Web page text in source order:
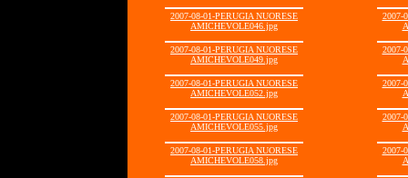
2007-08-01-PERUGIA NUORESE
AMICHEVOLE046.jpg
2007-
2007-08-01-PERUGIA NUORESE
AMICHEVOLE049.jpg
2007-
2007-08-01-PERUGIA NUORESE
AMICHEVOLE052.jpg
2007-
2007-08-01-PERUGIA NUORESE
AMICHEVOLE055.jpg
2007-
2007-08-01-PERUGIA NUORESE
AMICHEVOLE058.jpg
2007-